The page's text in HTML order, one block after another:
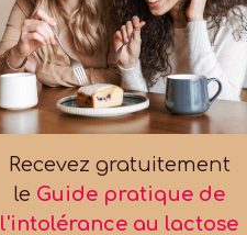
75012 Paris
viernes,
h - 18.00 h
Recevez gratuitement
le Guide pratique de
l'intolérance au lactose